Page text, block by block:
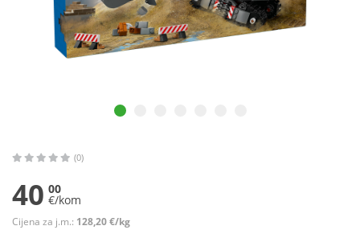
(0)
40 00
€/kom
Cijena za j.m.: 128,20 €/kg